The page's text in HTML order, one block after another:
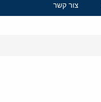
צור קשר